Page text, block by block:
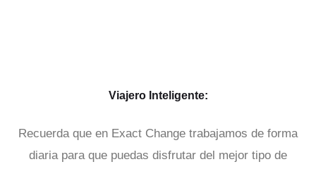
Viajero Inteligente:
Recuerda que en Exact Change trabajamos de forma
diaria para que puedas disfrutar del mejor tipo de